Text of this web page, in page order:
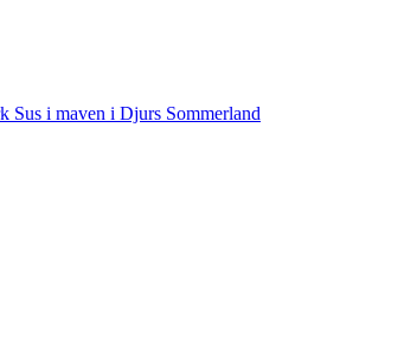
i maven i Djurs Sommerland